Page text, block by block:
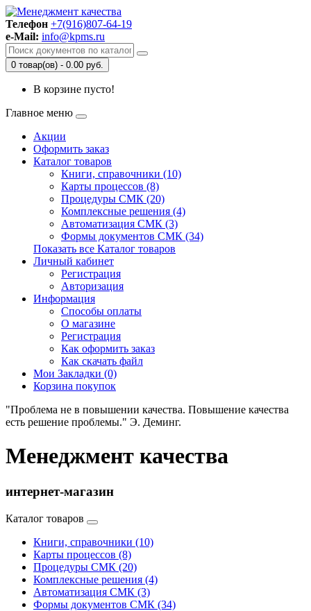
Телефон +7(916)807-64-19
e-Mail: info@kpms.ru
0 товар(ов) - 0.00 руб.
В корзине пусто!
Главное меню
Акции
Оформить заказ
Каталог товаров
Книги, справочники (10)
Карты процессов (8)
Процедуры СМК (20)
Комплексные решения (4)
Автоматизация СМК (3)
Формы документов СМК (34)
Показать все Каталог товаров
Личный кабинет
Регистрация
Авторизация
Информация
Способы оплаты
О магазине
Регистрация
Как оформить заказ
Как скачать файл
Мои Закладки (0)
Корзина покупок
"Проблема не в повышении качества. Повышение качества
есть решение проблемы." Э. Деминг.
Менеджмент качества
интернет-магазин
Каталог товаров
Книги, справочники (10)
Карты процессов (8)
Процедуры СМК (20)
Комплексные решения (4)
Автоматизация СМК (3)
Формы документов СМК (34)